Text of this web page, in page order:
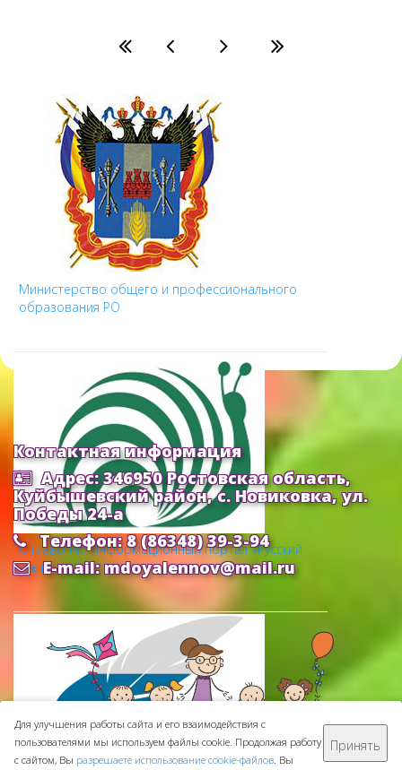
Министерство общего и профессионального
образования РО
Cправочно-информационный портал «Русский
язык»
Контактная информация
Адрес: 346950 Ростовская область,
Куйбышевский район, с. Новиковка, ул.
Победы 24-а
Телефон: 8 (86348) 39-3-94
E-mail: mdoyalennov@mail.ru
МБДОУ ДС "Аленушка" © 2016- 2026
Для улучшения работы сайта и его взаимодействия с
пользователями мы используем файлы cookie. Продолжая работу
с сайтом, Вы разрешаете использование cookie-файлов. Вы
Принять